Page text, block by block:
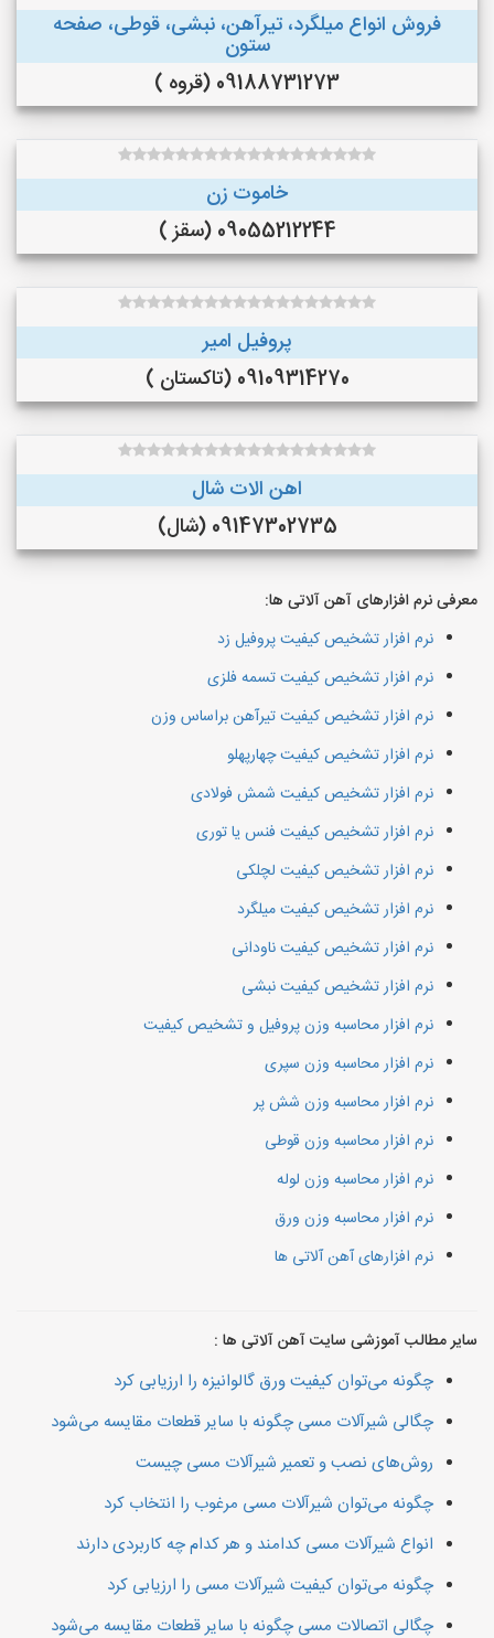
فروش انواع میلگرد، تیرآهن، نبشی، قوطی، صفحه
ستون
09188731273 (قروه )
خاموت زن
09055212244 (سقز )
پروفیل امیر
09109314270 (تاکستان )
اهن الات شال
09147302735 (شال)
معرفی نرم افزارهای آهن آلاتی ها:
نرم افزار تشخیص کیفیت پروفیل زد
نرم افزار تشخیص کیفیت تسمه فلزی
نرم افزار تشخیص کیفیت تیرآهن براساس وزن
نرم افزار تشخیص کیفیت چهارپهلو
نرم افزار تشخیص کیفیت شمش فولادی
نرم افزار تشخیص کیفیت فنس یا توری
نرم افزار تشخیص کیفیت لچلکی
نرم افزار تشخیص کیفیت میلگرد
نرم افزار تشخیص کیفیت ناودانی
نرم افزار تشخیص کیفیت نبشی
نرم افزار محاسبه وزن پروفیل و تشخیص کیفیت
نرم افزار محاسبه وزن سپری
نرم افزار محاسبه وزن شش پر
نرم افزار محاسبه وزن قوطی
نرم افزار محاسبه وزن لوله
نرم افزار محاسبه وزن ورق
نرم افزارهای آهن آلاتی ها
سایر مطالب آموزشی سایت آهن آلاتی ها :
چگونه می‌توان کیفیت ورق گالوانیزه را ارزیابی کرد
چگالی شیرآلات مسی چگونه با سایر قطعات مقایسه می‌شود
روش‌های نصب و تعمیر شیرآلات مسی چیست
چگونه می‌توان شیرآلات مسی مرغوب را انتخاب کرد
انواع شیرآلات مسی کدامند و هر کدام چه کاربردی دارند
چگونه می‌توان کیفیت شیرآلات مسی را ارزیابی کرد
چگالی اتصالات مسی چگونه با سایر قطعات مقایسه می‌شود